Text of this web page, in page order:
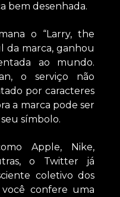
bem desenhada.
o “Larry, the
da marca, ganhou
ao mundo.
o serviço não
por caracteres
a marca pode ser
símbolo.
Apple, Nike,
o Twitter já
coletivo dos
você confere uma